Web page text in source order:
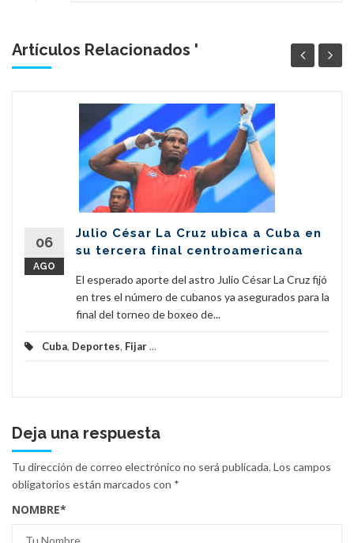
Artículos Relacionados '
06
AGO
Julio César La Cruz ubica a Cuba en
su tercera final centroamericana
El esperado aporte del astro Julio César La Cruz fijó
en tres el número de cubanos ya asegurados para la
final del torneo de boxeo de...
Cuba, Deportes, Fijar...
Deja una respuesta
Tu dirección de correo electrónico no será publicada.Los campos
obligatorios están marcados con *
NOMBRE*